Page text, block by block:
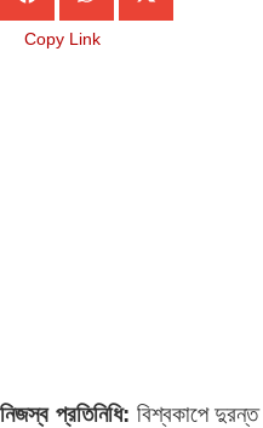
Copy Link
নিজস্ব প্রতিনিধি: বিশ্বকাপে